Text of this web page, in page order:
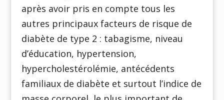
après avoir pris en compte tous les
autres principaux facteurs de risque de
diabète de type 2 : tabagisme, niveau
d’éducation, hypertension,
hypercholestérolémie, antécédents
familiaux de diabète et surtout l’indice de